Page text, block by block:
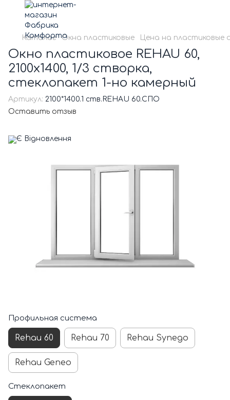
Каталог Окна пластиковые Цена на пластиковые
Окно пластиковое REHAU 60,
2100х1400, 1/3 створка,
стеклопакет 1-но камерный
Артикул: 2100*1400.1 ств.REHAU 60.СПО
Оставить отзыв
Профильная система
Rehau 60 Rehau 70 Rehau Synego
Rehau Geneo
Стеклопакет